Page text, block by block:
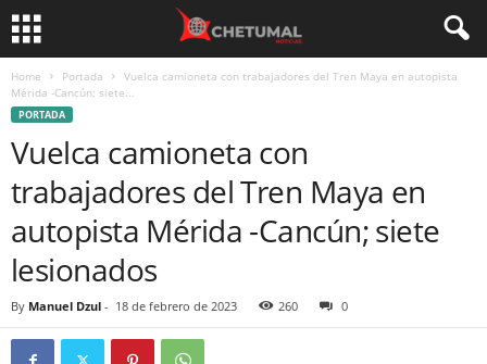
Home Portada
Vuelca camioneta con trabajadores del Tren Maya en autopista
Mérida -Cancún; siete...
PORTADA
Vuelca camioneta con
trabajadores del Tren Maya en
autopista Mérida -Cancún; siete
lesionados
By Manuel Dzul - 18 de febrero de 2023 260 0